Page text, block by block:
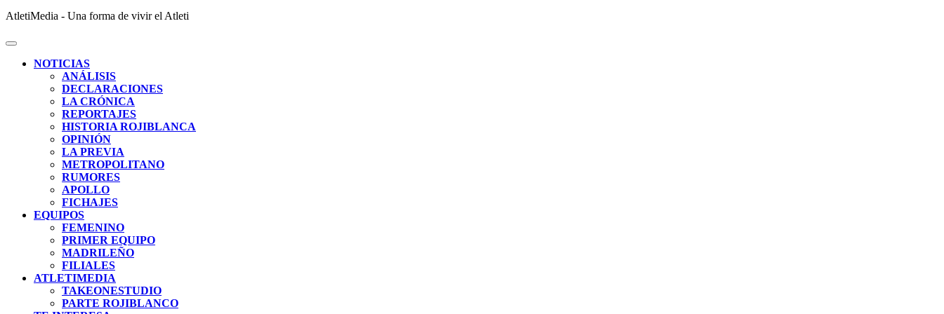
AtletiMedia - Una forma de vivir el Atleti
NOTICIAS
ANÁLISIS
DECLARACIONES
LA CRÓNICA
REPORTAJES
HISTORIA ROJIBLANCA
OPINIÓN
LA PREVIA
METROPOLITANO
RUMORES
APOLLO
FICHAJES
EQUIPOS
FEMENINO
PRIMER EQUIPO
MADRILEÑO
FILIALES
ATLETIMEDIA
TAKEONESTUDIO
PARTE ROJIBLANCO